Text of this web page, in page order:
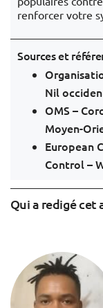
renforcer votre
Sources et
Nil
OMS –
Moyen-
European
Control –
Qui a redigé cet